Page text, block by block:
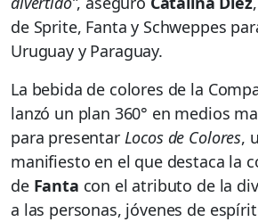
de Sprite, Fanta y Schweppes
Uruguay y Paraguay.
La bebida de colores de la
lanzó un plan 360° en medios
para presentar Locos de Colores,
manifiesto en el que destaca la
de Fanta con el atributo de la
a las personas, jóvenes de